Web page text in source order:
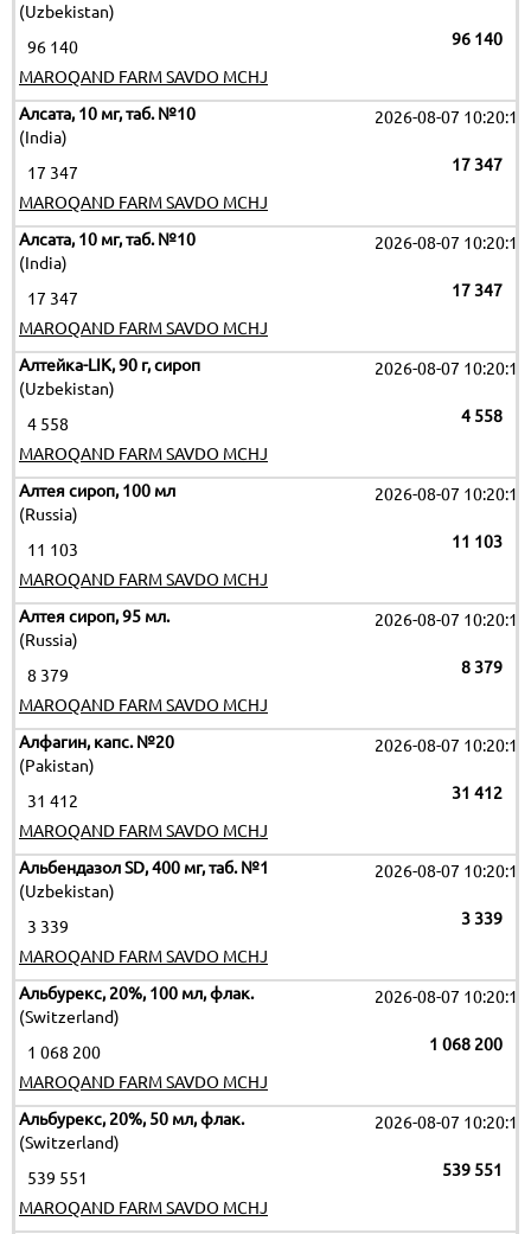
(Uzbekistan)
96 140
96 140
MAROQAND FARM SAVDO MCHJ
Алсата, 10 мг, таб. №10
(India)
2026-08-07 10:20:11
17 347
17 347
MAROQAND FARM SAVDO MCHJ
Алсата, 10 мг, таб. №10
(India)
2026-08-07 10:20:11
17 347
17 347
MAROQAND FARM SAVDO MCHJ
Алтейка-LIK, 90 г, сироп
(Uzbekistan)
2026-08-07 10:20:11
4 558
4 558
MAROQAND FARM SAVDO MCHJ
Алтея сироп, 100 мл
(Russia)
2026-08-07 10:20:11
11 103
11 103
MAROQAND FARM SAVDO MCHJ
Алтея сироп, 95 мл.
(Russia)
2026-08-07 10:20:11
8 379
8 379
MAROQAND FARM SAVDO MCHJ
Алфагин, капс. №20
(Pakistan)
2026-08-07 10:20:11
31 412
31 412
MAROQAND FARM SAVDO MCHJ
Альбендазол SD, 400 мг, таб. №1
(Uzbekistan)
2026-08-07 10:20:11
3 339
3 339
MAROQAND FARM SAVDO MCHJ
Альбурекс, 20%, 100 мл, флак.
(Switzerland)
2026-08-07 10:20:11
1 068 200
1 068 200
MAROQAND FARM SAVDO MCHJ
Альбурекс, 20%, 50 мл, флак.
(Switzerland)
2026-08-07 10:20:11
539 551
539 551
MAROQAND FARM SAVDO MCHJ